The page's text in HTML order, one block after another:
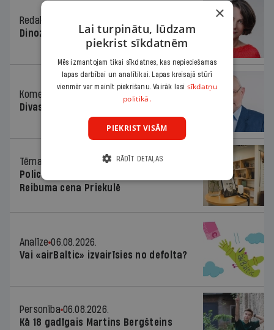
Redaktores sleja
Dinozaura triks
Komentārs
Divas koalīcijas
Tēma
Policists cietumā, skolotājs – kapos.
Reibuma cena Priekulē
Analīze 06.08.2026.
Vai «airBaltic» izvairīsies no defolta?
Personība 06.08.2026.
Kā 18 gadīgais Martins Bergšteins
×
Lai turpinātu, lūdzam
piekrist sīkdatnēm
Mēs izmantojam tikai sīkdatnes, kas nepieciešamas
lapas darbībai un analītikai. Lapas kreisajā stūrī
vienmēr var mainīt piekrišanu. Vairāk lasi sīkdatņu
politikā.
PIEKRIST VISĀM
RĀDĪT DETAĻAS